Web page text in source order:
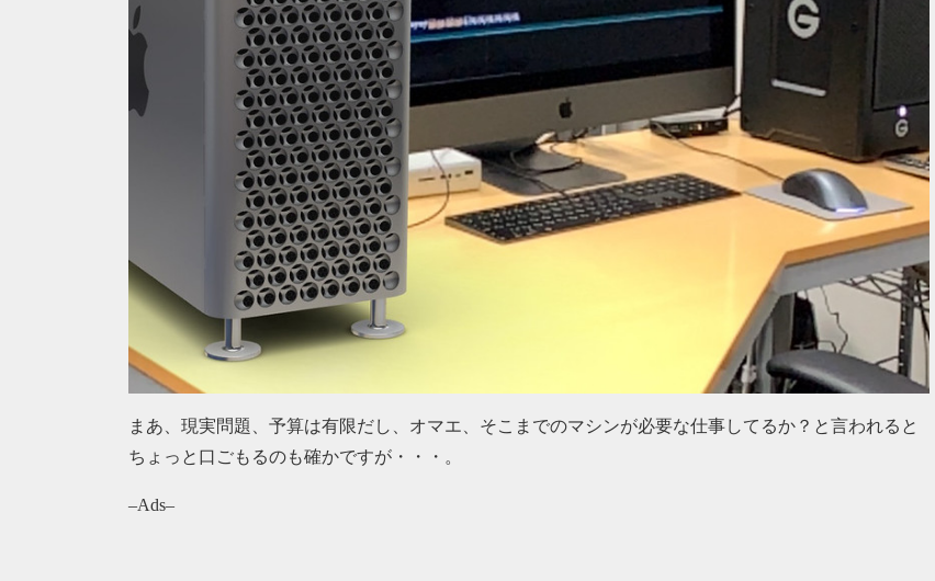
まあ、現実問題、予算は有限だし、オマエ、そこまでのマシンが必要な仕事してるか？と言われると
ちょっと口ごもるのも確かですが・・・。
–Ads–